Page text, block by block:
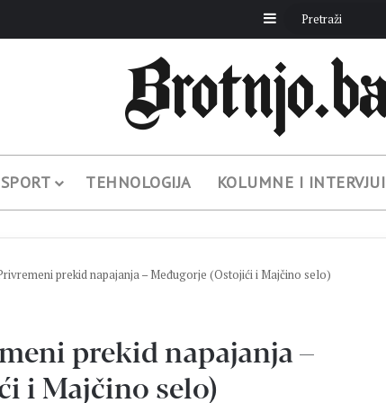
Sidebar
SPORT TEHNOLOGIJA KOLUMNE I INTERVJUI
prekid napajanja – Međugorje (Ostojići i Majčino selo)
prekid napajanja –
i Majčino selo)